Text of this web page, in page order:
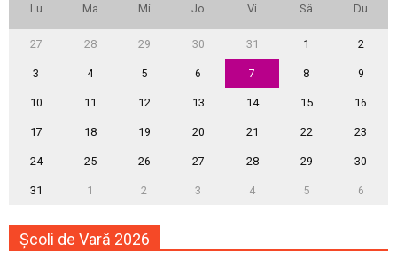
Lu Ma Mi Jo Vi Sâ Du
27 28 29 30 31 1 2
3 4 5 6 7 8 9
10 11 12 13 14 15 16
17 18 19 20 21 22 23
24 25 26 27 28 29 30
31 1 2 3 4 5 6
Școli de Vară 2026